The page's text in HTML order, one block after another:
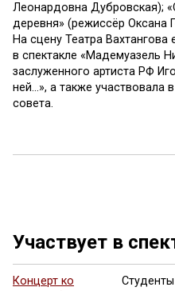
Леонардовна Дубровская);
деревня» (режиссёр Оксана
На сцену Театра
в спектакле «Мадемуазель
заслуженного артиста РФ
ней…», а также участвовала
совета.
Участвует в
Концерт ко